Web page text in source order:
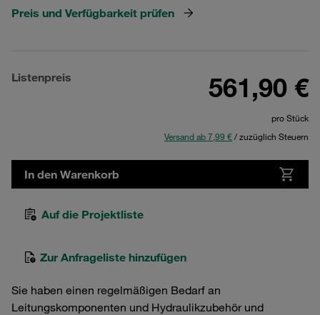
Preis und Verfügbarkeit prüfen
Listenpreis 561,90 €
pro Stück
Versand ab 7,99 €/ zuzüglich Steuern
In den Warenkorb
Auf die Projektliste
Zur Anfrageliste hinzufügen
Sie haben einen regelmäßigen Bedarf an
Leitungskomponenten und Hydraulikzubehör und